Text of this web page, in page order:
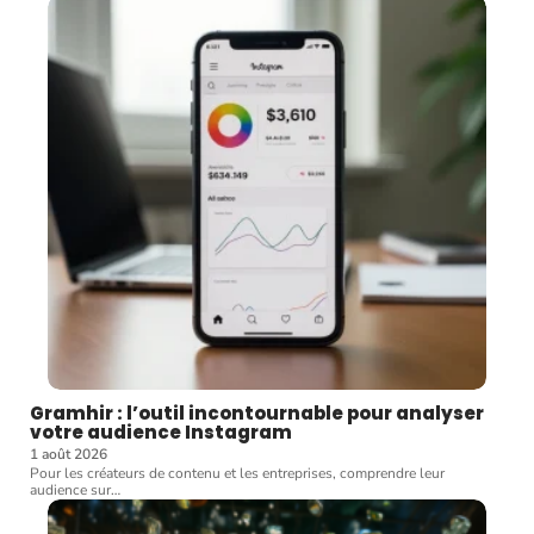
Gramhir : l’outil incontournable pour analyser
votre audience Instagram
1 août 2026
Pour les créateurs de contenu et les entreprises, comprendre leur
audience sur…